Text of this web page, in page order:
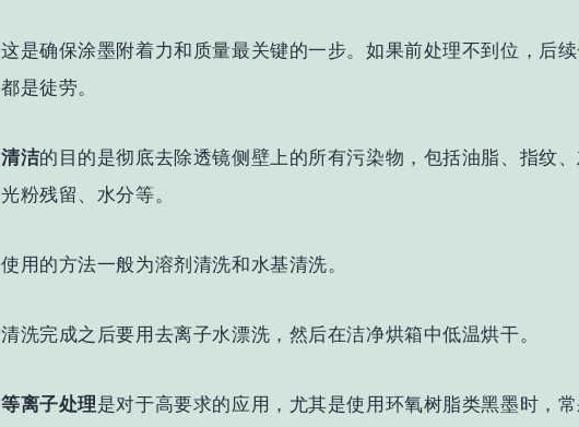
这是确保涂墨附着力和质量最关键的一步。如果前处理不到位，后
都是徒劳。
清洁的目的是彻底去除透镜侧壁上的所有污染物，包括油脂、指纹
光粉残留、水分等。
使用的方法一般为溶剂清洗和水基清洗。
清洗完成之后要用去离子水漂洗，然后在洁净烘箱中低温烘干。
等离子处理是对于高要求的应用，尤其是使用环氧树脂类黑墨时，